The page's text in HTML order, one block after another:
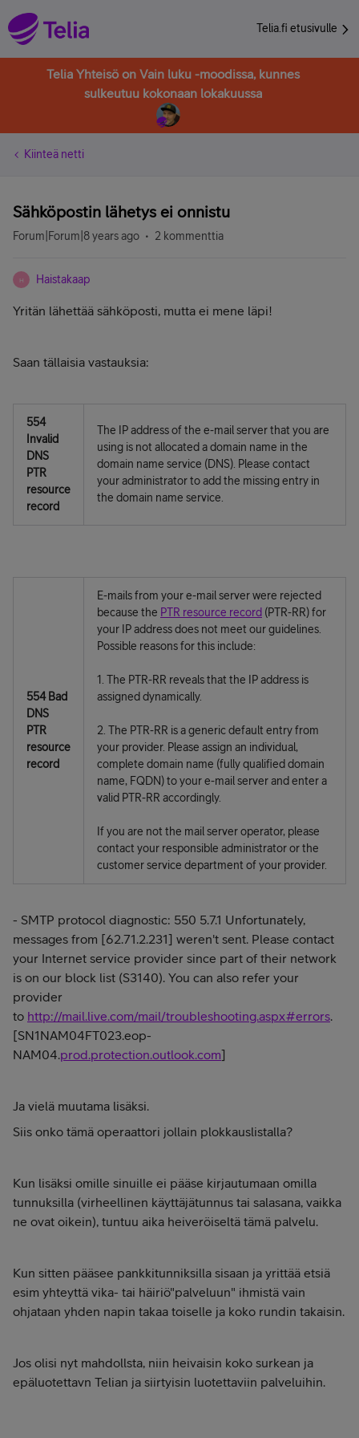
Telia.fi etusivulle
Telia Yhteisö on Vain luku -moodissa, kunnes
sulkeutuu kokonaan lokakuussa
Kiinteä netti
Sähköpostin lähetys ei onnistu
Forum|Forum|8 years ago 2 kommenttia
H Haistakaap
Yritän lähettää sähköposti, mutta ei mene läpi!
Saan tällaisia vastauksia:
554
Invalid
DNS
PTR
resource
record
The IP address of the e-mail server that you are
using is not allocated a domain name in the
domain name service (DNS). Please contact
your administrator to add the missing entry in
the domain name service.
554 Bad
DNS
PTR
resource
record
E-mails from your e-mail server were rejected
because the PTR resource record (PTR-RR) for
your IP address does not meet our guidelines.
Possible reasons for this include:
1. The PTR-RR reveals that the IP address is
assigned dynamically.
2. The PTR-RR is a generic default entry from
your provider. Please assign an individual,
complete domain name (fully qualified domain
name, FQDN) to your e-mail server and enter a
valid PTR-RR accordingly.
If you are not the mail server operator, please
contact your responsible administrator or the
customer service department of your provider.
- SMTP protocol diagnostic: 550 5.7.1 Unfortunately,
messages from [62.71.2.231] weren't sent. Please contact
your Internet service provider since part of their network
is on our block list (S3140). You can also refer your
provider
to http://mail.live.com/mail/troubleshooting.aspx#errors.
[SN1NAM04FT023.eop-
NAM04.prod.protection.outlook.com]
Ja vielä muutama lisäksi.
Siis onko tämä operaattori jollain plokkauslistalla?
Kun lisäksi omille sinuille ei pääse kirjautumaan omilla
tunnuksilla (virheellinen käyttäjätunnus tai salasana, vaikka
ne ovat oikein), tuntuu aika heiveröiseltä tämä palvelu.
Kun sitten pääsee pankkitunniksilla sisaan ja yrittää etsiä
esim yhteyttä vika- tai häiriö"palveluun" ihmistä vain
ohjataan yhden napin takaa toiselle ja koko rundin takaisin.
Jos olisi nyt mahdollsta, niin heivaisin koko surkean ja
epäluotettavn Telian ja siirtyisin luotettaviin palveluihin.